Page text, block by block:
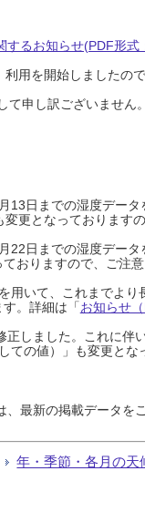
するお知らせ(PDF形式
用を開始しましたの
て申し訳ございません
13日までの湿度データ
更となっておりますの
22日までの湿度データ
おりますので、ご注
用いて、これまでより
。詳細は「お知らせ
しました。これに伴
ての値）」も変更と
最新の掲載データを
年・季節・各月の天